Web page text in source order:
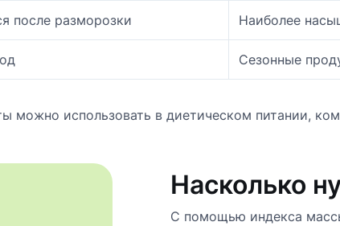
после разморозки Наиболее
Сезонные
можно использовать в диетическом питании,
Насколько
С помощью индекса